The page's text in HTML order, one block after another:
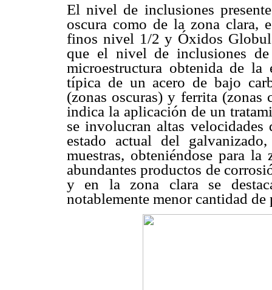
El nivel de inclusiones
oscura como de la zona clara,
finos nivel 1/2 y Óxidos
que el nivel de inclusiones de
microestructura obtenida de
típica de un acero de bajo
(zonas oscuras) y ferrita (zonas
indica la aplicación de un
se involucran altas
estado actual del
muestras, obteniéndose para
abundantes productos de
y en la zona clara se
notablemente menor cantidad